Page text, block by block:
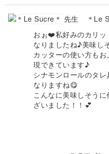
＊Le
おぉ❤️私好みのカリッ
なりましたね♪美味し
カッターの使い方も
現できています♪
シナモンロールのタ
なりますね😋
こんなに美味しそう
ざいました！！💕